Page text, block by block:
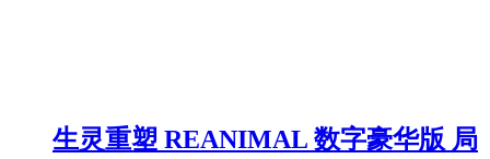
生灵重塑 REANIMAL 数字豪华版 局